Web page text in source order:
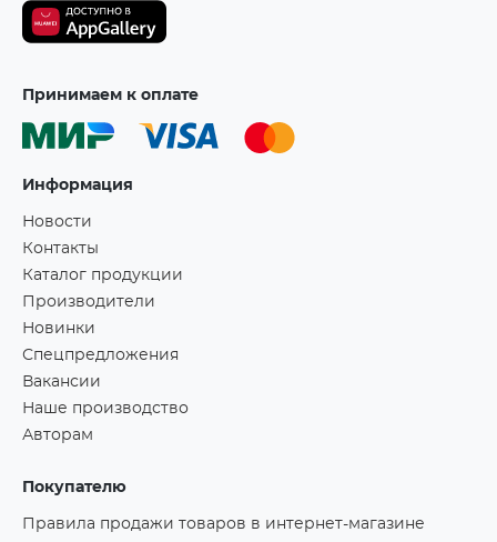
Принимаем к оплате
Информация
Новости
Контакты
Каталог продукции
Производители
Новинки
Спецпредложения
Вакансии
Наше производство
Авторам
Покупателю
Правила продажи товаров в интернет-магазине